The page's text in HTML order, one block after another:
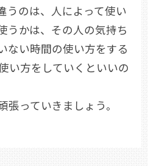
うのは、人によって使い
うかは、その人の気持ち
ない時間の使い方をする
い方をしていくといいの
っていきましょう。